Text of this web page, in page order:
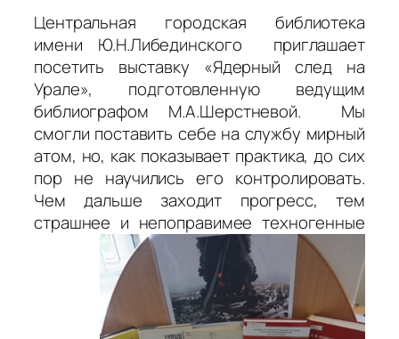
Центральная городская библиотека
имени Ю.Н.Либединского приглашает
посетить выставку «Ядерный след на
Урале», подготовленную ведущим
библиографом М.А.Шерстневой. Мы
смогли поставить себе на службу мирный
атом, но, как показывает практика, до сих
пор не научились его контролировать.
Чем дальше заходит прогресс, тем
страшнее и непоправимее техногенные